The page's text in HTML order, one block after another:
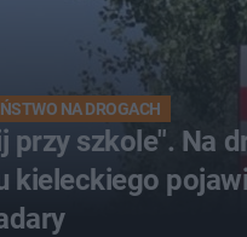
NA DROGACH
przy szkole". Na
kieleckiego